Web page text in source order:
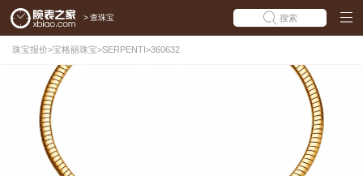
> 查珠宝 搜索
珠宝报价>宝格丽珠宝>SERPENTI>360632